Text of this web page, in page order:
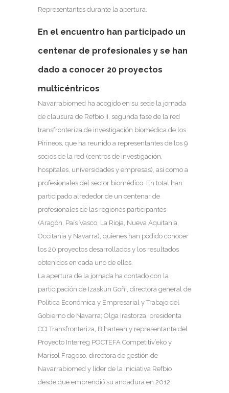
Representantes durante la apertura.
En el encuentro han participado un
centenar de profesionales y se han
dado a conocer 20 proyectos
multicéntricos
Navarrabiomed ha acogido en su sede la jornada
de clausura de Refbio II, segunda fase de la red
transfronteriza de investigación biomédica de los
Pirineos, que ha reunido a representantes de los 9
socios de la red (centros de investigación,
hospitales, universidades y empresas), así como a
profesionales del sector biomédico. En total han
participado alrededor de un centenar de
profesionales de las regiones participantes
(Aragón, País Vasco, La Rioja, Nueva Aquitania,
Occitania y Navarra), quienes han podido conocer
los 20 proyectos desarrollados y los resultados
obtenidos en cada uno de ellos.
La apertura de la jornada ha contado con la
participación de Izaskun Goñi, directora general de
Política Económica y Empresarial y Trabajo del
Gobierno de Navarra; Olga Irastorza, presidenta
CCI Transfronteriza, Bihartean y representante del
Proyecto Interreg POCTEFA Competitiv’eko y
Marisol Fragoso, directora de gestión de
Navarrabiomed y líder de la iniciativa Refbio
desde que emprendió su andadura en 2012.